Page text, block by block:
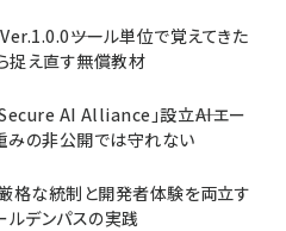
ツール単位で覚えてきた
捉え直す無償教材
AI Alliance」設立――AIエー
みの非公開では守れない
厳格な統制と開発者体験を両立す
ルデンパスの実践